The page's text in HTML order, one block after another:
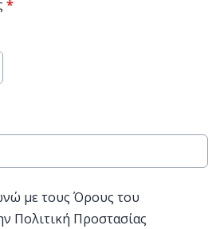
*
με τους Όρους του
Πολιτική Προστασίας